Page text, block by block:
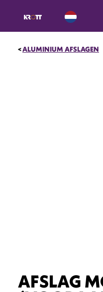
ALUMINIUM AFSLAGEN
AFSLAG